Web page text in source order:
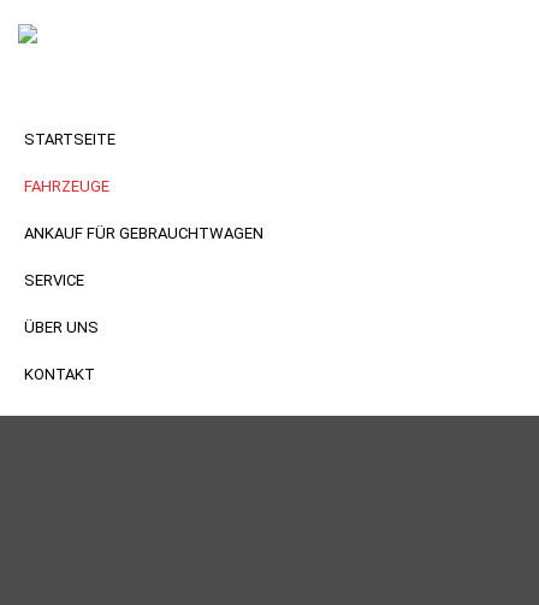
STARTSEITE
FAHRZEUGE
ANKAUF FÜR GEBRAUCHTWAGEN
SERVICE
ÜBER UNS
KONTAKT